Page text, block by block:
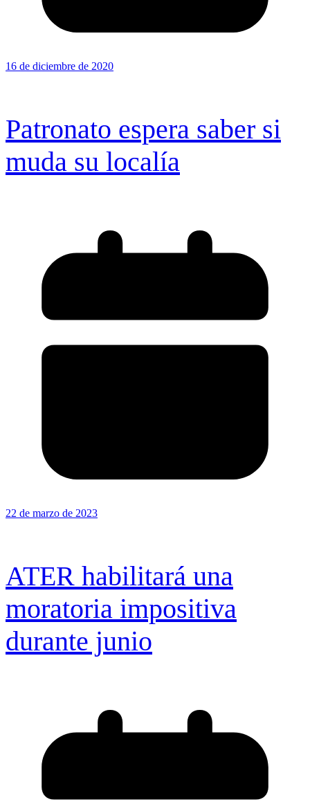
16 de diciembre de 2020
Patronato espera saber si
muda su localía
22 de marzo de 2023
ATER habilitará una
moratoria impositiva
durante junio